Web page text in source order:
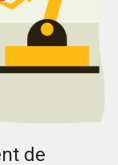
de